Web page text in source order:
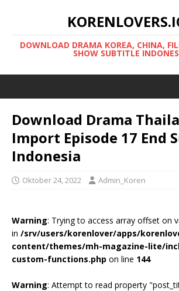
DOWNLOAD DRAMA KOREA, CHINA,
SHOW SUBTITLE
Download Drama
Import Episode 17 End
Indonesia
Oktober 24, 2022 Admin_Koren
Warning: Trying to access array offset on
in /srv/users/korenlover/apps/
content/themes/mh-magazine-lite/
custom-functions.php on line 144
Warning: Attempt to read property